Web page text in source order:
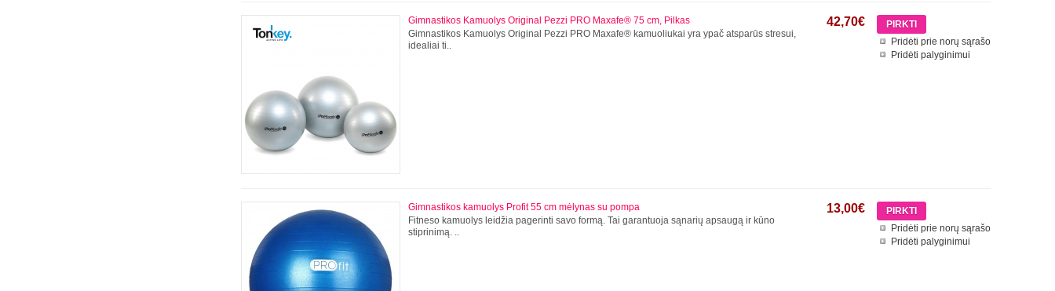
Pridėti prie norų sąrašo
Pridėti palyginimui
42,70€
Gimnastikos Kamuolys Original Pezzi PRO Maxafe® 75 cm, Pilkas
Gimnastikos Kamuolys Original Pezzi PRO Maxafe® kamuoliukai yra ypač atsparūs stresui,
idealiai ti..
Pridėti prie norų sąrašo
Pridėti palyginimui
13,00€
Gimnastikos kamuolys Profit 55 cm mėlynas su pompa
Fitneso kamuolys leidžia pagerinti savo formą. Tai garantuoja sąnarių apsaugą ir kūno
stiprinimą. ..